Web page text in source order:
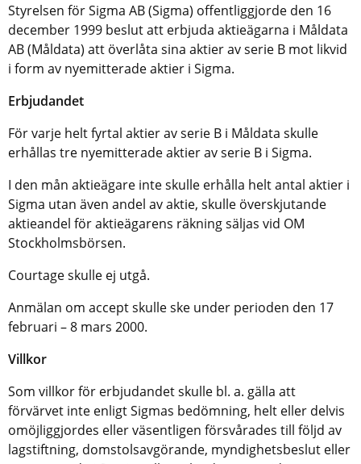
Styrelsen för Sigma AB (Sigma) offentliggjorde den 16
december 1999 beslut att erbjuda aktieägarna i Måldata
AB (Måldata) att överlåta sina aktier av serie B mot likvid
i form av nyemitterade aktier i Sigma.
Erbjudandet
För varje helt fyrtal aktier av serie B i Måldata skulle
erhållas tre nyemitterade aktier av serie B i Sigma.
I den mån aktieägare inte skulle erhålla helt antal aktier i
Sigma utan även andel av aktie, skulle överskjutande
aktieandel för aktieägarens räkning säljas vid OM
Stockholmsbörsen.
Courtage skulle ej utgå.
Anmälan om accept skulle ske under perioden den 17
februari – 8 mars 2000.
Villkor
Som villkor för erbjudandet skulle bl. a. gälla att
förvärvet inte enligt Sigmas bedömning, helt eller delvis
omöjliggjordes eller väsentligen försvårades till följd av
lagstiftning, domstolsavgörande, myndighetsbeslut eller